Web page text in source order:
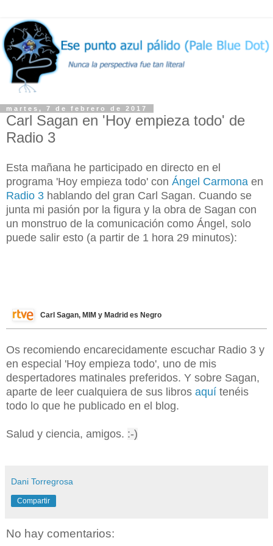
martes, 7 de febrero de 2017
Carl Sagan en 'Hoy empieza todo' de
Radio 3
Esta mañana he participado en directo en el
programa 'Hoy empieza todo' con Ángel Carmona en
Radio 3 hablando del gran Carl Sagan. Cuando se
junta mi pasión por la figura y la obra de Sagan con
un monstruo de la comunicación como Ángel, solo
puede salir esto (a partir de 1 hora 29 minutos):
Carl Sagan, MIM y Madrid es Negro
Os recomiendo encarecidamente escuchar Radio 3 y
en especial 'Hoy empieza todo', uno de mis
despertadores matinales preferidos. Y sobre Sagan,
aparte de leer cualquiera de sus libros aquí tenéis
todo lo que he publicado en el blog.
Salud y ciencia, amigos. :-)
Dani Torregrosa
Compartir
No hay comentarios: